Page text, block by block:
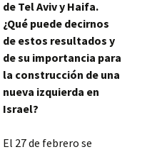
de Tel Aviv y Haifa.
¿Qué puede decirnos
de estos resultados y
de su importancia para
la construcción de una
nueva izquierda en
Israel?
El 27 de febrero se